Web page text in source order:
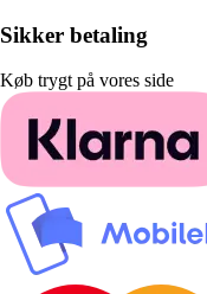
Sikker betaling
Køb trygt på vores side